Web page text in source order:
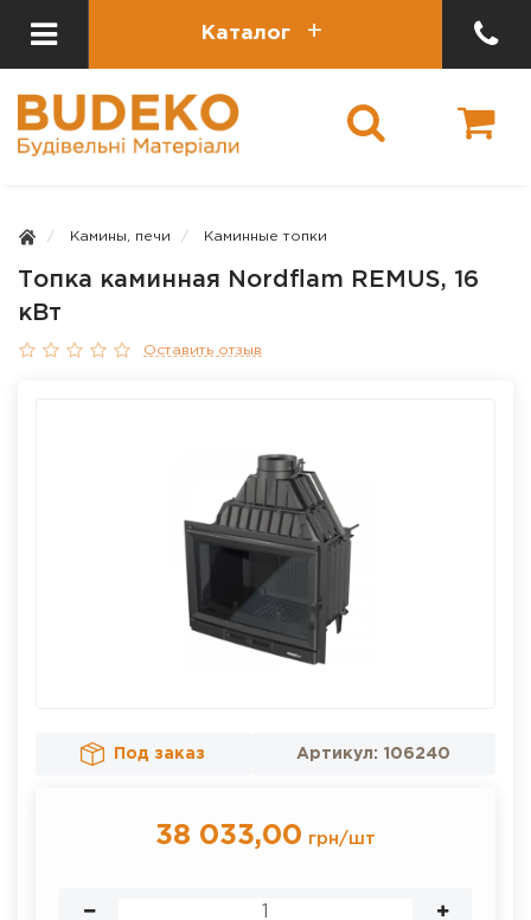
Каталог
Камины, печи Каминные топки
Топка каминная Nordflam REMUS, 16
кВт
Оставить отзыв
Под заказ Артикул: 106240
38 033,00 грн/шт